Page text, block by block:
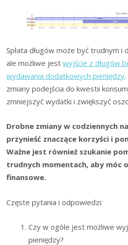
Spłata długów może być trudnym i
ale możliwe jestwyjście z długów
wydawania dodatkowych pieniędzy
zmiany podejścia do kwestii
zmniejszyć wydatki i zwiększyć
Drobne zmiany w codziennych
przynieść znaczące korzyści i
Ważne jest również szukanie
trudnych momentach, aby móc
finansowe.
Częste pytania i odpowiedzi:
Czy w ogóle jest możliwe
pieniędzy?